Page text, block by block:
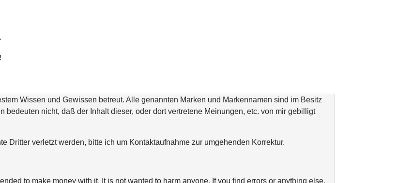
Wissen und Gewissen betreut. Alle genannten Marken und Markennamen sind im Besitz
bedeuten nicht, daß der Inhalt dieser, oder dort vertretene Meinungen, etc. von mir gebilligt
Dritter verletzt werden, bitte ich um Kontaktaufnahme zur umgehenden Korrektur.
to make money with it. It is not wanted to harm anyone. If you find errors or anything else,